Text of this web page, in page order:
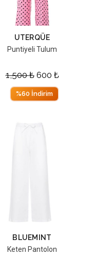
UTERQÜE
Puntiyeli Tulum
1,500₺ 600 ₺
%60 İndirim
BLUEMINT
Keten Pantolon